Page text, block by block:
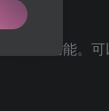
更多功能。可